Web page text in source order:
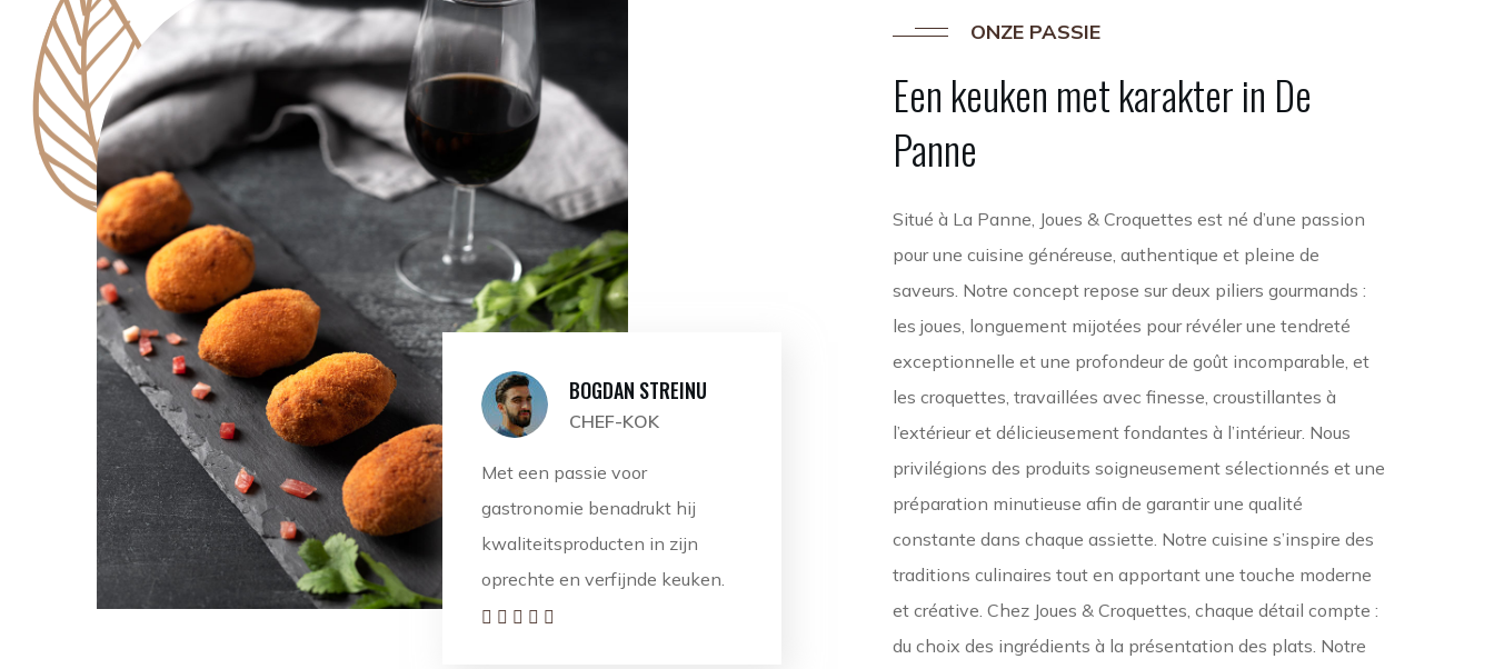
BOGDAN STREINU
CHEF-KOK
Met een passie voor
gastronomie benadrukt hij
kwaliteitsproducten in zijn
oprechte en verfijnde keuken.
ONZE PASSIE
Een keuken metkarakterin De
Panne
Situé à La Panne, Joues & Croquettes est né d’une passion
pour une cuisine généreuse, authentique et pleine de
saveurs. Notre concept repose sur deux piliers gourmands :
les joues, longuement mijotées pour révéler une tendreté
exceptionnelle et une profondeur de goût incomparable, et
les croquettes, travaillées avec finesse, croustillantes à
l’extérieur et délicieusement fondantes à l’intérieur. Nous
privilégions des produits soigneusement sélectionnés et une
préparation minutieuse afin de garantir une qualité
constante dans chaque assiette. Notre cuisine s’inspire des
traditions culinaires tout en apportant une touche moderne
et créative. Chez Joues & Croquettes, chaque détail compte :
du choix des ingrédients à la présentation des plats. Notre